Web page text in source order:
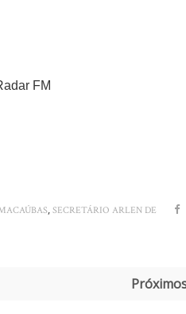
FM
, SECRETÁRIO ARLEN DE